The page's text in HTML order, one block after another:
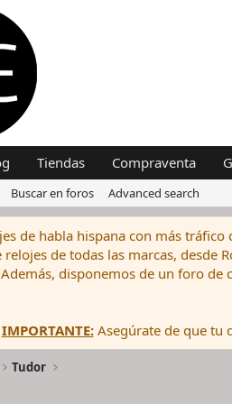
Tiendas Compraventa
Buscar en foros Advanced search
de habla hispana con más
relojes de todas las marcas, desde
disponemos de un foro
IMPORTANTE:Asegúrate de que tu
Tudor